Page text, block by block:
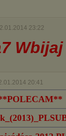
23:22
20:41